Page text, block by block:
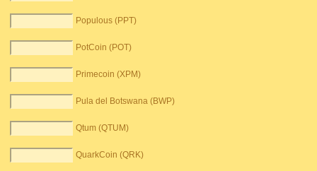
Populous (PPT)
PotCoin (POT)
Primecoin (XPM)
Pula del Botswana (BWP)
Qtum (QTUM)
QuarkCoin (QRK)